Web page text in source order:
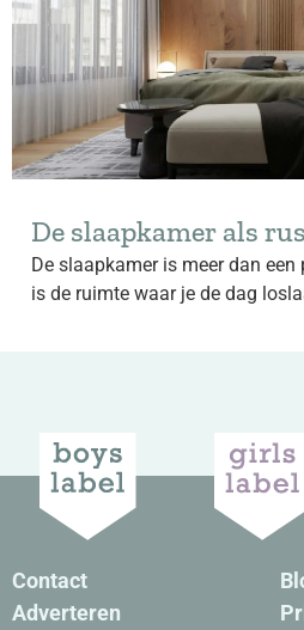
De slaapkamer als
De slaapkamer is meer dan
is de ruimte waar je de dag
Contact
Adverteren